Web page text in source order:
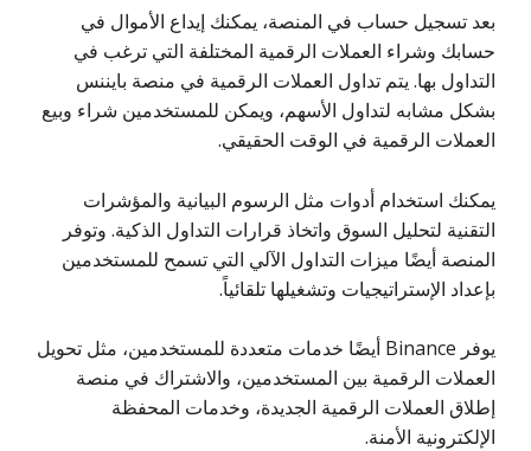
بعد تسجيل حساب في المنصة، يمكنك إيداع الأموال في
حسابك وشراء العملات الرقمية المختلفة التي ترغب في
التداول بها. يتم تداول العملات الرقمية في منصة بايننس
بشكل مشابه لتداول الأسهم، ويمكن للمستخدمين شراء وبيع
العملات الرقمية في الوقت الحقيقي.
يمكنك استخدام أدوات مثل الرسوم البيانية والمؤشرات
التقنية لتحليل السوق واتخاذ قرارات التداول الذكية. وتوفر
المنصة أيضًا ميزات التداول الآلي التي تسمح للمستخدمين
بإعداد الإستراتيجيات وتشغيلها تلقائياً.
يوفر Binance أيضًا خدمات متعددة للمستخدمين، مثل تحويل
العملات الرقمية بين المستخدمين، والاشتراك في منصة
إطلاق العملات الرقمية الجديدة، وخدمات المحفظة
الإلكترونية الأمنة.